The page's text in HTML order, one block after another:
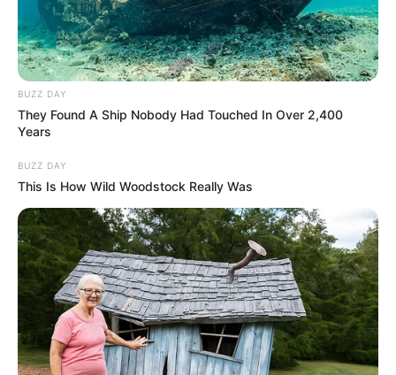
BUZZ DAY
They Found A Ship Nobody Had Touched In Over 2,400
Years
BUZZ DAY
This Is How Wild Woodstock Really Was